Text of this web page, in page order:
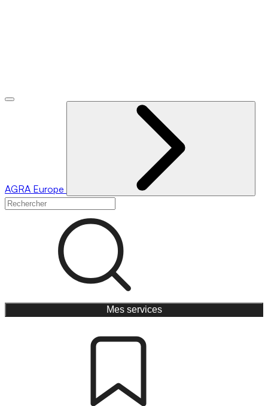
AGRA Europe
Mes services